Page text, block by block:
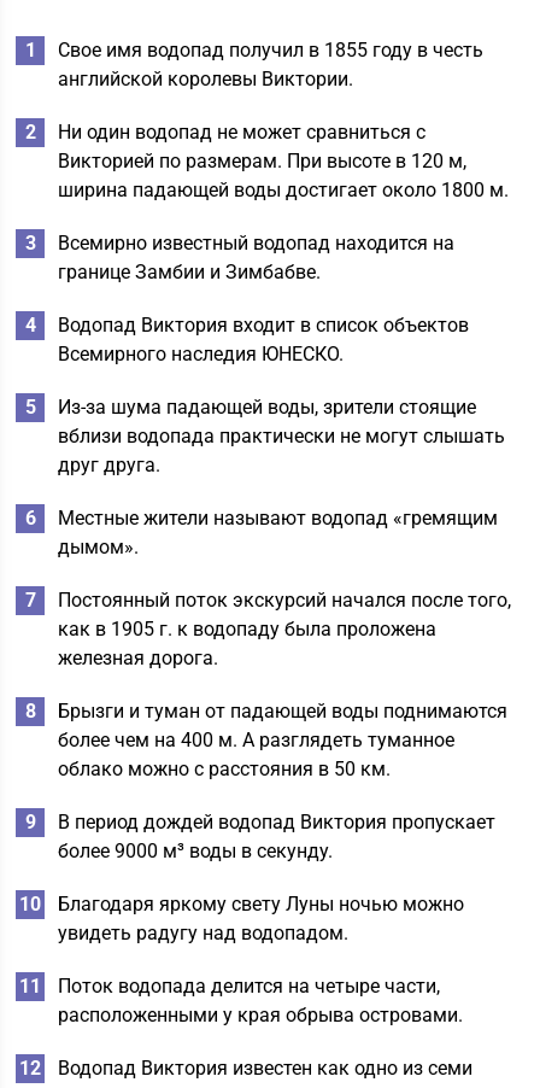
Свое имя водопад получил в 1855 году в честь
английской королевы Виктории.
Ни один водопад не может сравниться с
Викторией по размерам. При высоте в 120 м,
ширина падающей воды достигает около 1800 м.
Всемирно известный водопад находится на
границе Замбии и Зимбабве.
Водопад Виктория входит в список объектов
Всемирного наследия ЮНЕСКО.
Из-за шума падающей воды, зрители стоящие
вблизи водопада практически не могут слышать
друг друга.
Местные жители называют водопад «гремящим
дымом».
Постоянный поток экскурсий начался после того,
как в 1905 г. к водопаду была проложена
железная дорога.
Брызги и туман от падающей воды поднимаются
более чем на 400 м. А разглядеть туманное
облако можно с расстояния в 50 км.
В период дождей водопад Виктория пропускает
более 9000 м³ воды в секунду.
Благодаря яркому свету Луны ночью можно
увидеть радугу над водопадом.
Поток водопада делится на четыре части,
расположенными у края обрыва островами.
Водопад Виктория известен как одно из семи